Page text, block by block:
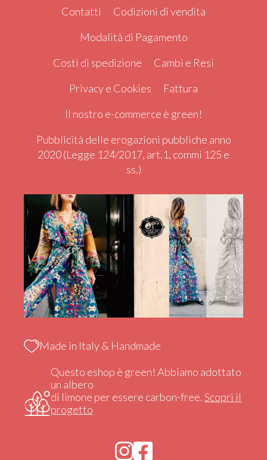
Contatti
Codizioni di vendita
Modalità di Pagamento
Costi di spedizione
Cambi e Resi
Privacy e Cookies
Fattura
Il nostro e-commerce è green!
Pubblicità delle erogazioni pubbliche anno
2020 (Legge 124/2017, art.1, commi 125 e
ss.)
Made in Italy & Handmade
Questo eshop è green! Abbiamo adottato
un albero
di limone per essere carbon-free.Scopri il
progetto